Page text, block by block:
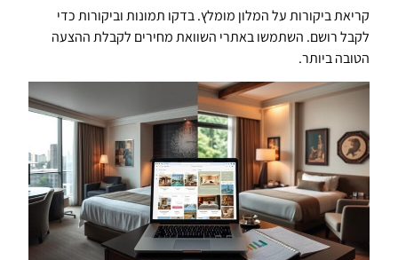
קריאת ביקורות על המלון מומלץ. בדקו תמונות וביקורות כדי
לקבל רושם. השתמשו באתרי השוואת מחירים לקבלת ההצעה
הטובה ביותר.